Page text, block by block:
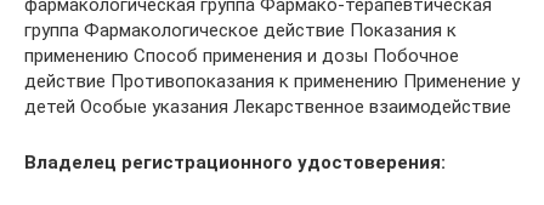
фармакологическая группа Фармако-терапевтическая
группа Фармакологическое действие Показания к
применению Способ применения и дозы Побочное
действие Противопоказания к применению Применение у
детей Особые указания Лекарственное взаимодействие
Владелец регистрационного удостоверения: